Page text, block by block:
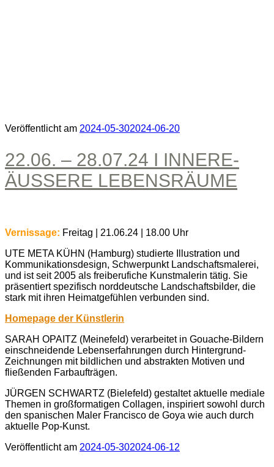
Veröffentlicht am 2024-05-302024-06-20
22.06. – 28.07.24 I INNERE-
ÄUSSERE LEBENSRÄUME
Vernissage: Freitag | 21.06.24 | 18.00 Uhr
UTE META KÜHN (Hamburg) studierte Illustration und
Kommunikationsdesign, Schwerpunkt Landschaftsmalerei,
und ist seit 2005 als freiberufiche Kunstmalerin tätig. Sie
präsentiert spezifisch norddeutsche Landschaftsbilder, die
stark mit ihren Heimatgefühlen verbunden sind.
Homepage der Künstlerin
SARAH OPAITZ (Meinefeld) verarbeitet in Gouache-Bildern
einschneidende Lebenserfahrungen durch Hintergrund-
Zeichnungen mit bildlichen und abstrakten Motiven und
fließenden Farbaufträgen.
JÜRGEN SCHWARTZ (Bielefeld) gestaltet aktuelle mediale
Themen in großformatigen Collagen, inspiriert sowohl durch
den spanischen Maler Francisco de Goya wie auch durch
aktuelle Pop-Kunst.
Veröffentlicht am 2024-05-302024-06-12